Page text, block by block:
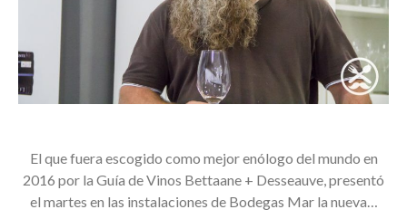
El que fuera escogido como mejor enólogo del mundo en
2016 por la Guía de Vinos Bettaane + Desseauve, presentó
el martes en las instalaciones de Bodegas Mar la nueva…